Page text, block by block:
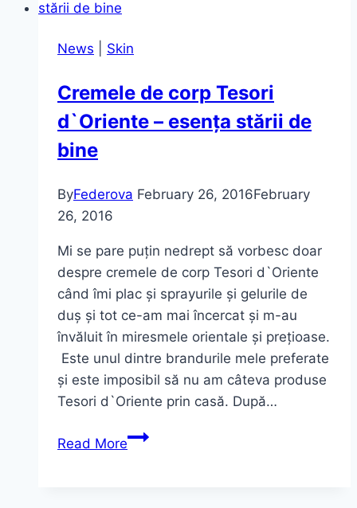
Pupa
News Skin
Cremele de corp Tesori
d`Oriente – esența stării de
bine
ByFederova February 26, 2016February
26, 2016
Mi se pare puțin nedrept să vorbesc doar
despre cremele de corp Tesori d`Oriente
când îmi plac și sprayurile și gelurile de
duș și tot ce-am mai încercat și m-au
învăluit în miresmele orientale și prețioase.
Este unul dintre brandurile mele preferate
și este imposibil să nu am câteva produse
Tesori d`Oriente prin casă. După…
Read MoreCremele